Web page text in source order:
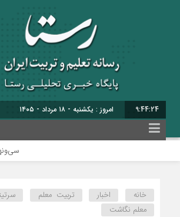
9:44:25 امروز : یکشنبه - ۱۸ مرداد - ۱۴۰۵
خانه اخبار تربیت معلم
معلم نگاشت